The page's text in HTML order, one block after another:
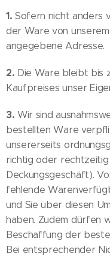
1. Sofern nicht anders
der Ware von
angegebene Adresse.
2. Die Ware bleibt bis
Kaufpreises unser
3. Wir sind
bestellten Ware
unsererseits
richtig oder
Deckungsgeschäft).
fehlende
und Sie über diesen
haben. Zudem dürfen
Beschaffung der
Bei entsprechender